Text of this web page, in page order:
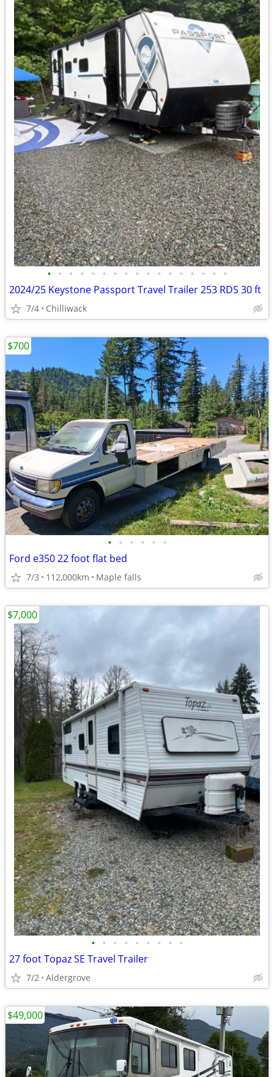
• • • • • • • • • • • • • • • • •
2024/25 Keystone Passport Travel Trailer 253 RDS 30 ft
7/4 Chilliwack
• • • • • •
Ford e350 22 foot flat bed
7/3 112,000km Maple falls
$700
• • • • • • • • •
27 foot Topaz SE Travel Trailer
7/2 Aldergrove
$7,000
$49,000